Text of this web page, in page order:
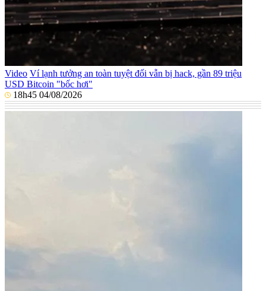
Video Ví lạnh tưởng an toàn tuyệt đối vẫn bị hack, gần 89 triệu
USD Bitcoin "bốc hơi"
18h45 04/08/2026